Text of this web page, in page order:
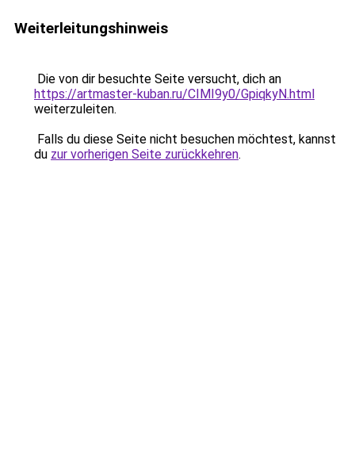
Weiterleitungshinweis
Die von dir besuchte Seite versucht, dich an
https://artmaster-kuban.ru/CIMI9y0/GpiqkyN.html
weiterzuleiten.
Falls du diese Seite nicht besuchen möchtest, kannst
du zur vorherigen Seite zurückkehren.